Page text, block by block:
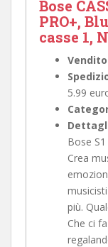
Bose
PRO+,
casse 1,
5.99
Bose
Crea
più.
Che ci